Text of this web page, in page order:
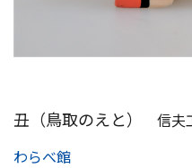
丑（鳥取のえと）
信夫
わらべ館